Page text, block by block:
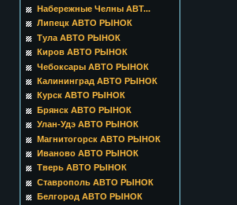
Набережные Челны АВТ...
Липецк АВТО РЫНОК
Тула АВТО РЫНОК
Киров АВТО РЫНОК
Чебоксары АВТО РЫНОК
Калининград АВТО РЫНОК
Курск АВТО РЫНОК
Брянск АВТО РЫНОК
Улан-Удэ АВТО РЫНОК
Магнитогорск АВТО РЫНОК
Иваново АВТО РЫНОК
Тверь АВТО РЫНОК
Ставрополь АВТО РЫНОК
Белгород АВТО РЫНОК